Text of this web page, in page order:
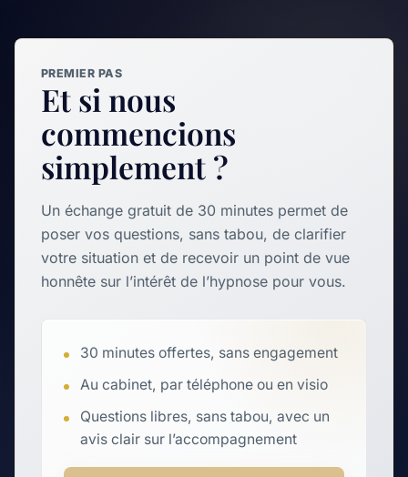
PREMIER PAS
Et si nous
commencions
simplement ?
Un échange gratuit de 30 minutes permet de
poser vos questions, sans tabou, de clarifier
votre situation et de recevoir un point de vue
honnête sur l’intérêt de l’hypnose pour vous.
30 minutes offertes, sans engagement
Au cabinet, par téléphone ou en visio
Questions libres, sans tabou, avec un
avis clair sur l’accompagnement